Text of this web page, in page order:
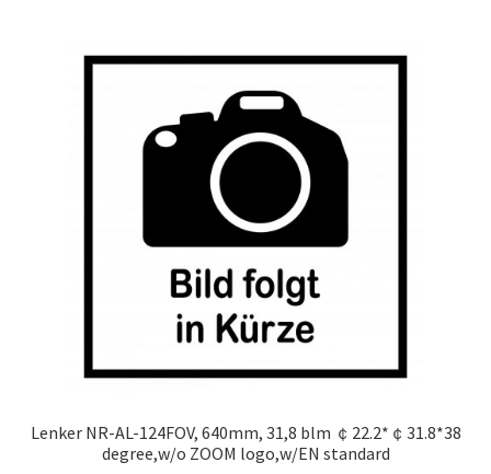
Lenker NR-AL-124FOV, 640mm, 31,8 blm ￠22.2*￠31.8*38
degree,w/o ZOOM logo,w/EN standard